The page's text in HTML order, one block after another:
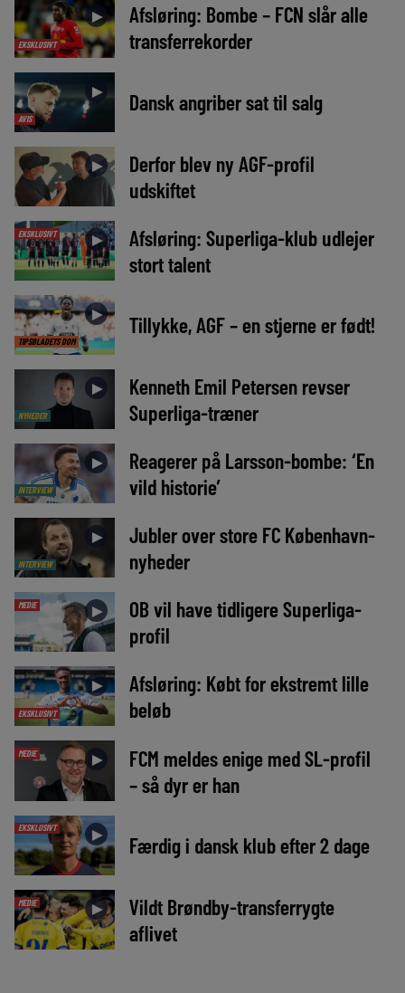
EKSKLUSIVT
►
Afsløring: Bombe – FCN slår alle
transferrekorder
AVIS
► Dansk angriber sat til salg
►
Derfor blev ny AGF-profil
udskiftet
EKSKLUSIVT ►
Afsløring: Superliga-klub udlejer
stort talent
TIPSBLADETS DOM
► Tillykke, AGF – en stjerne er født!
NYHEDER
►
Kenneth Emil Petersen revser
Superliga-træner
INTERVIEW
►
Reagerer på Larsson-bombe: ‘En
vild historie’
INTERVIEW
►
Jubler over store FC København-
nyheder
MEDIE ►
OB vil have tidligere Superliga-
profil
EKSKLUSIVT
►
Afsløring: Købt for ekstremt lille
beløb
MEDIE ►
FCM meldes enige med SL-profil
– så dyr er han
EKSKLUSIVT ► Færdig i dansk klub efter 2 dage
MEDIE ►
Vildt Brøndby-transferrygte
aflivet